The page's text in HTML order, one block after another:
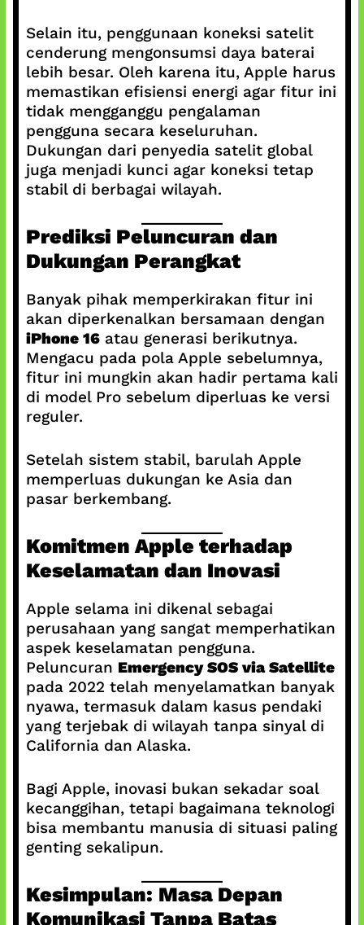
Selain itu, penggunaan koneksi satelit
cenderung mengonsumsi daya baterai
lebih besar. Oleh karena itu, Apple harus
memastikan efisiensi energi agar fitur ini
tidak mengganggu pengalaman
pengguna secara keseluruhan.
Dukungan dari penyedia satelit global
juga menjadi kunci agar koneksi tetap
stabil di berbagai wilayah.
Prediksi Peluncuran dan
Dukungan Perangkat
Banyak pihak memperkirakan fitur ini
akan diperkenalkan bersamaan dengan
iPhone 16atau generasi berikutnya.
Mengacu pada pola Apple sebelumnya,
fitur ini mungkin akan hadir pertama kali
di model Pro sebelum diperluas ke versi
reguler.
Setelah sistem stabil, barulah Apple
memperluas dukungan ke Asia dan
pasar berkembang.
Komitmen Apple terhadap
Keselamatan dan Inovasi
Apple selama ini dikenal sebagai
perusahaan yang sangat memperhatikan
aspek keselamatan pengguna.
Peluncuran Emergency SOS via Satellite
pada 2022 telah menyelamatkan banyak
nyawa, termasuk dalam kasus pendaki
yang terjebak di wilayah tanpa sinyal di
California dan Alaska.
Bagi Apple, inovasi bukan sekadar soal
kecanggihan, tetapi bagaimana teknologi
bisa membantu manusia di situasi paling
genting sekalipun.
Kesimpulan: Masa Depan
Komunikasi Tanpa Batas